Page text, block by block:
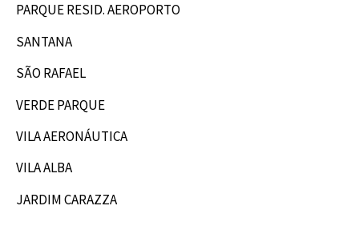
PARQUE RESID. AEROPORTO
SANTANA
SÃO RAFAEL
VERDE PARQUE
VILA AERONÁUTICA
VILA ALBA
JARDIM CARAZZA